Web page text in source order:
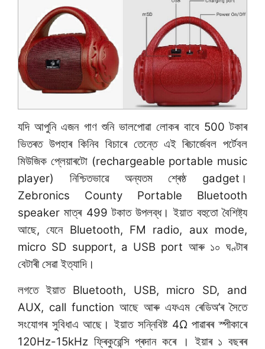
যদি আপুনি এজন গাণ শুনি ভালপোৱা লোকৰ বাবে 500 টকাৰ
ভিতৰত উপহাৰ কিনিব বিচাৰে তেন্তে এই ৰিচাৰ্জেবল পৰ্টেবল
মিউজিক প্লেয়াৰটো (rechargeable portable music
player) নিশ্চিতভাৱে অন্যতম শ্ৰেষ্ঠ gadget।
Zebronics County Portable Bluetooth
speaker মাত্ৰ 499 টকাত উপলব্ধ। ইয়াত বহুতো বৈশিষ্ট্য
আছে, যেনে Bluetooth, FM radio, aux mode,
micro SD support, a USB port আৰু ১০ ঘণ্টাৰ
বেটাৰী সেৱা ইত্যাদি।
লগতে ইয়াত Bluetooth, USB, micro SD, and
AUX, call function আছে আৰু এফএম ৰেডিঅ’ৰ সৈতে
সংযোগৰ সুবিধাএ আছে। ইয়াত সন্নিবিষ্ট 4Ω পাৱাৰৰ স্পীকাৰে
120Hz-15kHz ফ্ৰিকুৱেন্সি প্ৰদান কৰে । ইয়াৰ ১ বছৰৰ